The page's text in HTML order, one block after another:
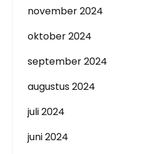
november 2024
oktober 2024
september 2024
augustus 2024
juli 2024
juni 2024